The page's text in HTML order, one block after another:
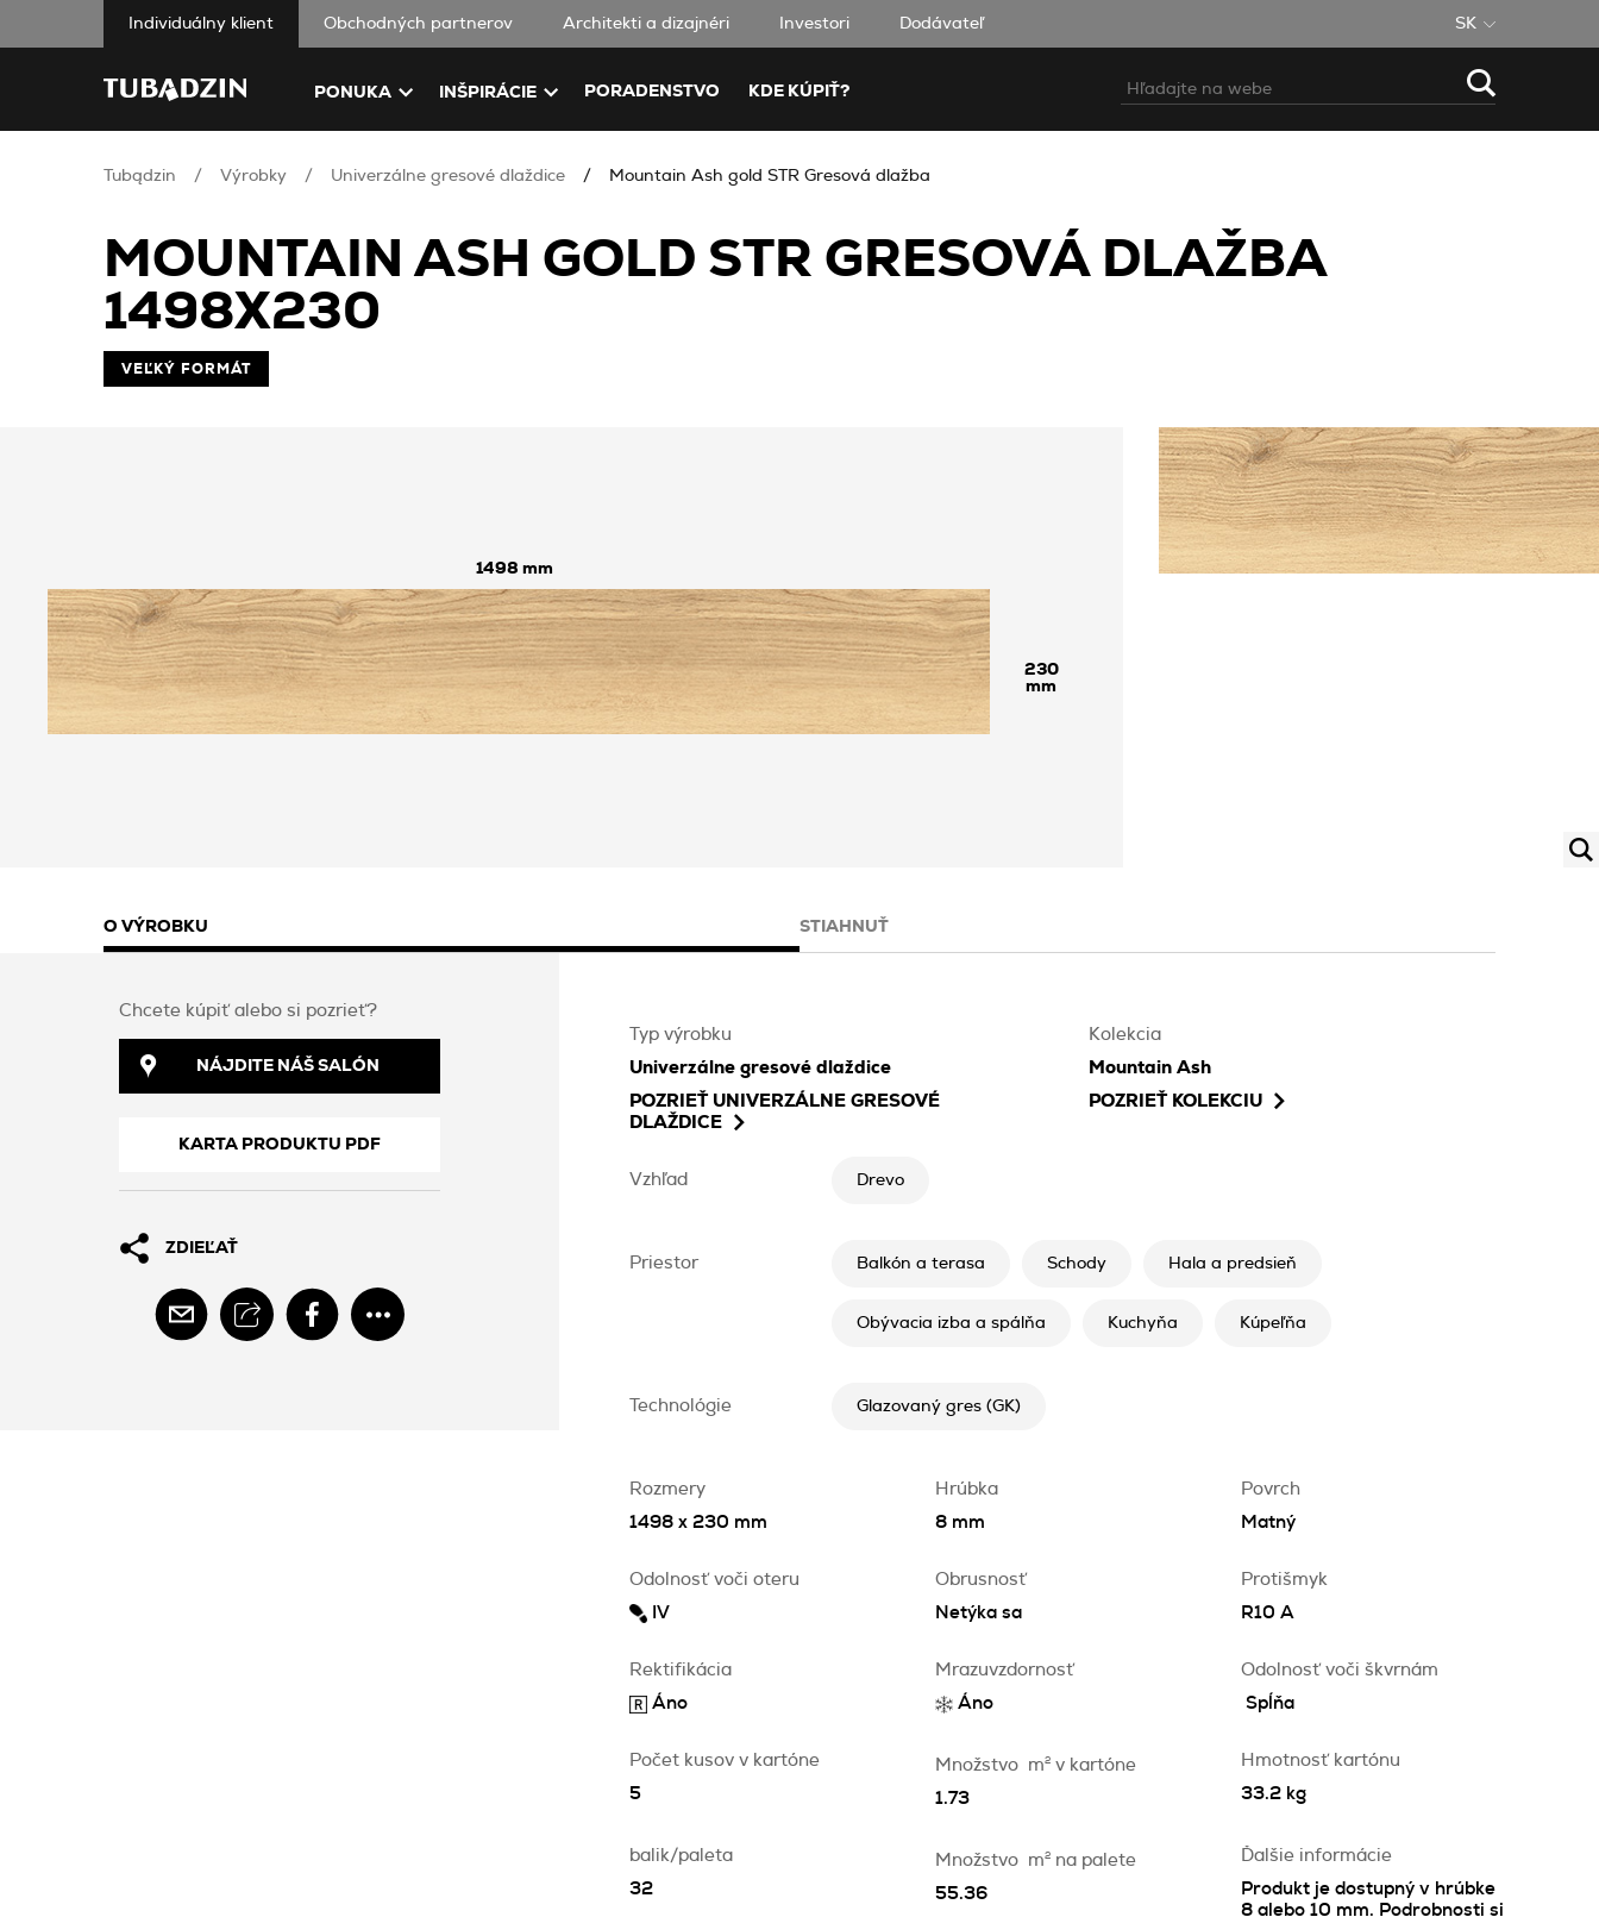
Individuálny klient Obchodných partnerov Architekti a dizajnéri Investori Dodávateľ SK
PONUKA INŠPIRÁCIE PORADENSTVO KDE KÚPIŤ?
Tubądzin Výrobky Univerzálne gresové dlaždice Mountain Ash gold STR Gresová dlažba
MOUNTAIN ASH GOLD STR GRESOVÁ DLAŽBA
1498X230
VEĽKÝ FORMÁT
1498
230
O VÝROBKU STIAHNUŤ
Chcete kúpiť alebo si pozrieť?
NÁJDITE NÁŠ SALÓN
KARTA PRODUKTU PDF
ZDIEĽAŤ
Typ výrobku
Univerzálne gresové dlaždice
POZRIEŤUNIVERZÁLNE GRESOVÉ
DLAŽDICE
Kolekcia
Mountain Ash
POZRIEŤ KOLEKCIU
Vzhľad Drevo
Priestor Balkón a terasa Schody Hala a predsieň
Obývacia izba a spálňa Kuchyňa Kúpeľňa
Technológie Glazovaný gres (GK)
Rozmery
1498 x 230 mm
Hrúbka
8 mm
Povrch
Matný
Odolnosť voči oteru
IV
Obrusnosť
Netýka sa
Protišmyk
R10 A
Rektifikácia
Áno
Mrazuvzdornosť
Áno
Odolnosť voči škvrnám
Spĺňa
Počet kusov v kartóne
5
Množstvo m2 v kartóne
1.73
Hmotnosť kartónu
33.2 kg
balik/paleta
32
Množstvo m2
na palete
55.36
Ďalšie informácie
Produkt je dostupný v hrúbke
8 alebo 10 mm. Podrobnosti si